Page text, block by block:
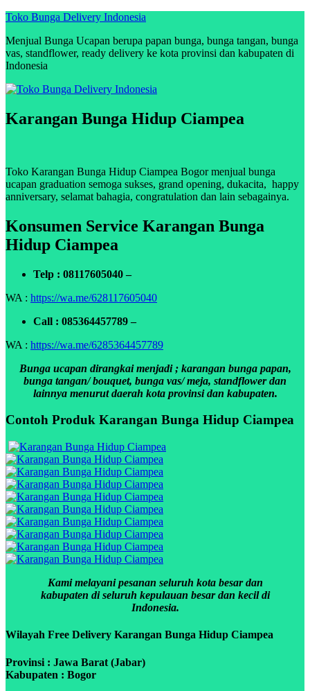
Skip
content
Toko Bunga Delivery Indonesia
Menjual Bunga Ucapan berupa papan bunga, bunga tangan, bunga
vas, standflower, ready delivery ke kota provinsi dan kabupaten di
Indonesia
Karangan Bunga Hidup Ciampea
Toko Karangan Bunga Hidup Ciampea Bogor menjual bunga
ucapan graduation semoga sukses, grand opening, dukacita, happy
anniversary, selamat bahagia, congratulation dan lain sebagainya.
Konsumen Service Karangan Bunga
Hidup Ciampea
Telp : 08117605040 –
WA : https://wa.me/628117605040
Call : 085364457789 –
WA : https://wa.me/6285364457789
Bunga ucapan dirangkai menjadi ; karangan bunga papan,
bunga tangan/ bouquet, bunga vas/ meja, standflower dan
lainnya menurut daerah kota provinsi dan kabupaten.
Contoh Produk Karangan Bunga Hidup Ciampea
Kami melayani pesanan seluruh kota besar dan
kabupaten di seluruh kepulauan besar dan kecil di
Indonesia.
Wilayah Free Delivery Karangan Bunga Hidup Ciampea
Provinsi : Jawa Barat (Jabar)
Kabupaten : Bogor